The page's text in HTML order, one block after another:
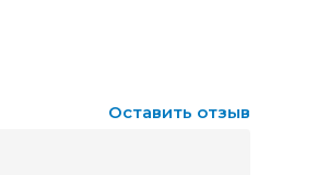
Оставить отзыв